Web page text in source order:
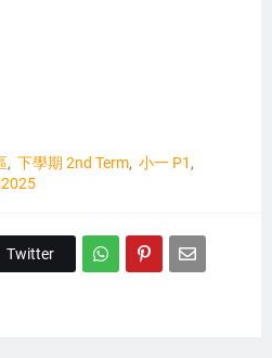
下學期 2nd Term 小一 P1
Twitter